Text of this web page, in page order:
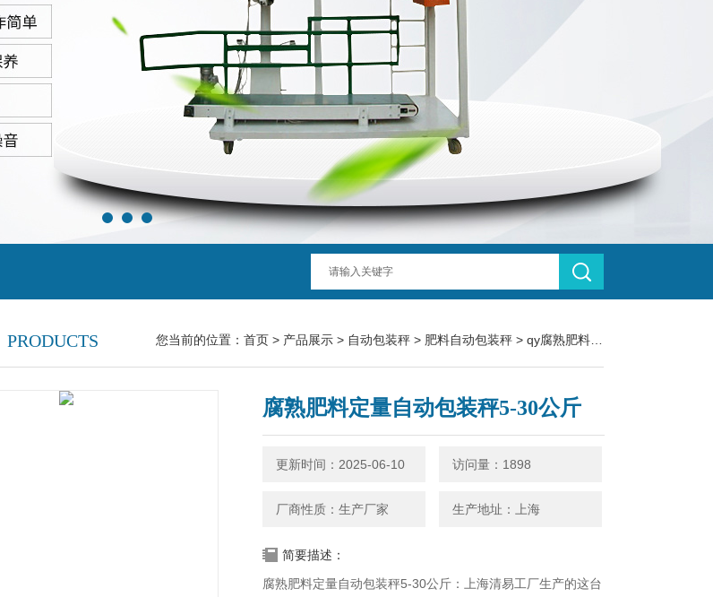
PRODUCTS 您当前的位置： 首页 > 产品展示 > 自动包装秤 > 肥料自动包装秤 > qy腐熟肥料定量自动包装秤5-30公斤
腐熟肥料定量自动包装秤5-30公斤
更新时间：2025-06-10 访问量：1898
厂商性质：生产厂家 生产地址：上海
简要描述：
腐熟肥料定量自动包装秤5-30公斤：上海清易工厂生产的这台